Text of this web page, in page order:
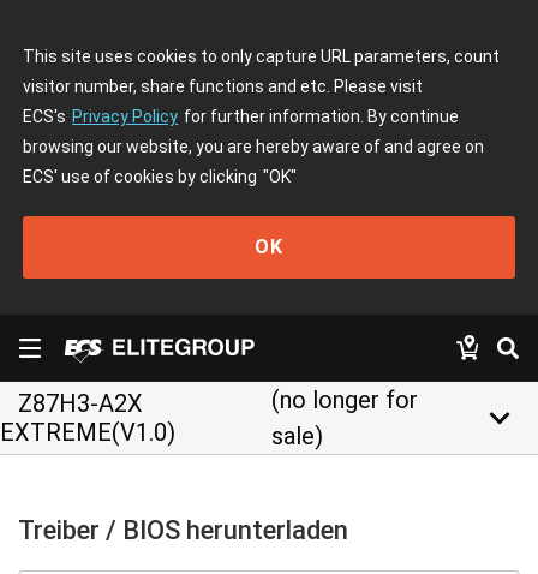
This site uses cookies to only capture URL parameters, count
visitor number, share functions and etc. Please visit
ECS's Privacy Policy for further information. By continue
browsing our website, you are hereby aware of and agree on
ECS' use of cookies by clicking "OK"
OK
Z87H3-A2X
EXTREME(V1.0)
(no longer for
sale)
keyboard_arrow_down
Treiber / BIOS herunterladen